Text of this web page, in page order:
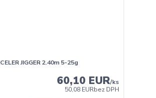
JIGGER 2.40m 5-25g
60,10 EUR/ks
50,08 EURbez DPH